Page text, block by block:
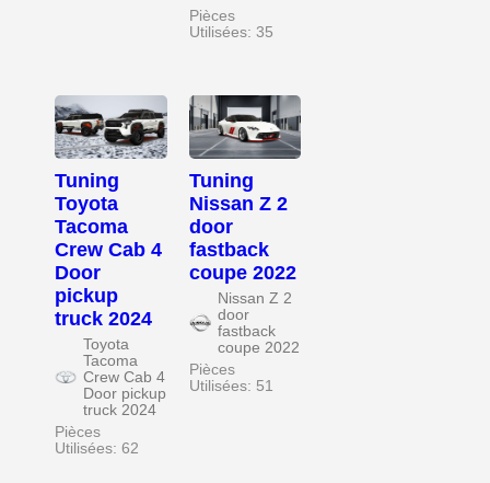
Pièces
Utilisées: 35
Tuning
Toyota
Tacoma
Crew Cab 4
Door
pickup
truck 2024
Toyota
Tacoma
Crew Cab 4
Door pickup
truck 2024
Pièces
Utilisées: 62
Tuning
Nissan Z 2
door
fastback
coupe 2022
Nissan Z 2
door
fastback
coupe 2022
Pièces
Utilisées: 51